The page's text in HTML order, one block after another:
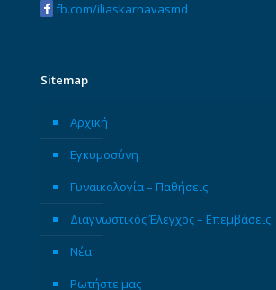
fb.com/iliaskarnavasmd
Sitemap
Αρχική
Εγκυμοσύνη
Γυναικολογία – Παθήσεις
Διαγνωστικός Έλεγχος – Επεμβάσεις
Νέα
Ρωτήστε μας